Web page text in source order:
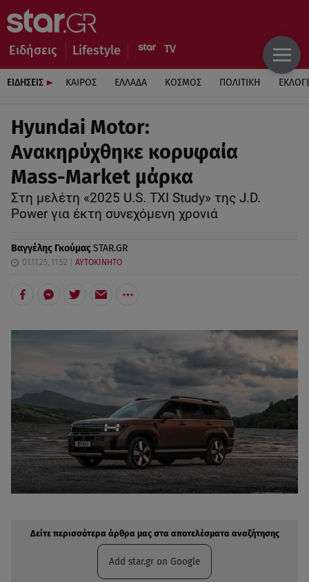
Ειδήσεις Lifestyle
ΕΙΔΗΣΕΙΣ ΚΑΙΡΟΣ ΕΛΛΑΔΑ ΚΟΣΜΟΣ ΠΟΛΙΤΙΚΗ
Hyundai Motor:
Ανακηρύχθηκε κορυφαία
Mass-Market μάρκα
Στη μελέτη «2025 U.S. TXI Study» της J.D.
Power για έκτη συνεχόμενη χρονιά
Βαγγέλης ΓκούμαςSTAR.GR
01.11.25, 11:52 ΑΥΤΟΚΙΝΗΤΟ
Δείτε περισσότερα άρθρα μας στα αποτελέσματα αναζήτησης
Add star.gr on Google